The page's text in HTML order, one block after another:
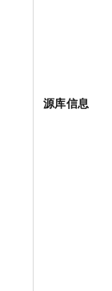
源库信息